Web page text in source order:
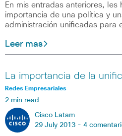
En mis entradas anteriores, les
importancia de una política y
administración unificadas para
Leer mas
La importancia de la
Redes Empresariales
2 min read
Cisco Latam
29 July 2013 - 4